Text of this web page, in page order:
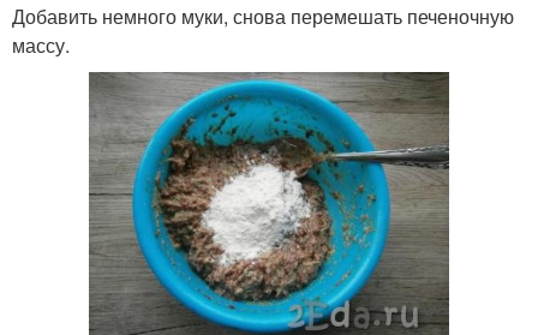
Добавить немного муки, снова перемешать печеночную
массу.